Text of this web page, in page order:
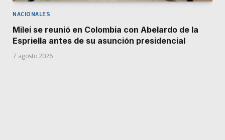
NACIONALES
Milei se reunió en Colombia con Abelardo de la
Espriella antes de su asunción presidencial
7 agosto 2026